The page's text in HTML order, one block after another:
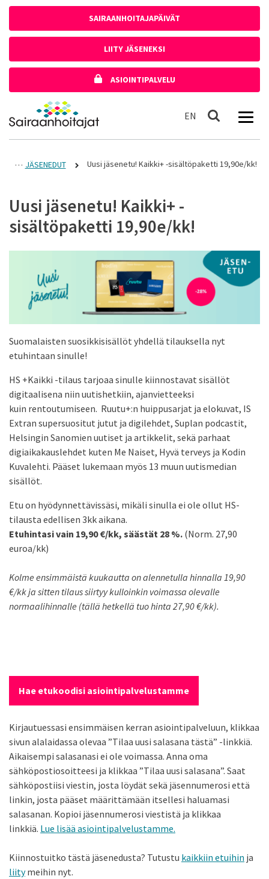
SAIRAANHOITAJAPÄIVÄT
LIITY JÄSENEKSI
ASIOINTIPALVELU
Etusivulle
EN In English
Haku
JÄSENEDUT Uusi jäsenetu! Kaikki+ -sisältöpaketti 19,90e/kk!
Uusi jäsenetu! Kaikki+ -
sisältöpaketti 19,90e/kk!
Suomalaisten suosikkisisällöt yhdellä tilauksella nyt
etuhintaan sinulle!
HS +Kaikki -tilaus tarjoaa sinulle kiinnostavat sisällöt
digitaalisena niin uutishetkiin, ajanvietteeksi
kuin rentoutumiseen. Ruutu+:n huippusarjat ja elokuvat, IS
Extran supersuositut jutut ja digilehdet, Suplan podcastit,
Helsingin Sanomien uutiset ja artikkelit, sekä parhaat
digiaikakauslehdet kuten Me Naiset, Hyvä terveys ja Kodin
Kuvalehti. Pääset lukemaan myös 13 muun uutismedian
sisällöt.
Etu on hyödynnettävissäsi, mikäli sinulla ei ole ollut HS-
tilausta edellisen 3kk aikana.
Etuhintasi vain 19,90 €/kk, säästät 28 %. (Norm. 27,90
euroa/kk)
Kolme ensimmäistä kuukautta on alennetulla hinnalla 19,90
€/kk ja sitten tilaus siirtyy kulloinkin voimassa olevalle
normaalihinnalle (tällä hetkellä tuo hinta 27,90 €/kk).
Hae etukoodisi asiointipalvelustamme
Kirjautuessasi ensimmäisen kerran asiointipalveluun, klikkaa
sivun alalaidassa olevaa ”Tilaa uusi salasana tästä” -linkkiä.
Aikaisempi salasanasi ei ole voimassa. Anna oma
sähköpostiosoitteesi ja klikkaa ”Tilaa uusi salasana”. Saat
sähköpostiisi viestin, josta löydät sekä jäsennumerosi että
linkin, josta pääset määrittämään itsellesi haluamasi
salasanan. Kopioi jäsennumerosi viestistä ja klikkaa
linkkiä. Lue lisää asiointipalvelustamme.
Kiinnostuitko tästä jäsenedusta? Tutustu kaikkiin etuihin ja
liitymeihin nyt.